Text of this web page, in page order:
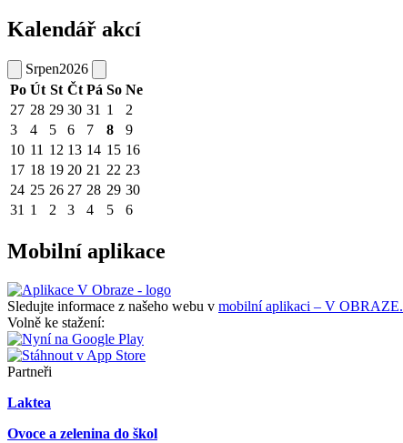
Kalendář akcí
Srpen2026
Po Út St Čt Pá So Ne
27 28 29 30 31 1
2
3
4 5 6 7 8
9
10 11 12 13 14 15 16
17 18 19 20 21 22 23
24 25 26 27 28 29 30
31 1 2 3 4 5 6
Mobilní aplikace
Sledujte informace z našeho webu v mobilní aplikaci – V OBRAZE.
Volně ke stažení:
Partneři
Laktea
Ovoce a zelenina do škol